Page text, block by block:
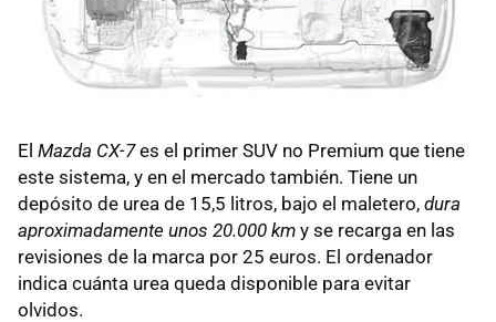
El Mazda CX-7es el primer SUV no Premium que tiene
este sistema, y en el mercado también. Tiene un
depósito de urea de 15,5 litros, bajo el maletero, dura
aproximadamente unos 20.000 km y se recarga en las
revisiones de la marca por 25 euros. El ordenador
indica cuánta urea queda disponible para evitar
olvidos.